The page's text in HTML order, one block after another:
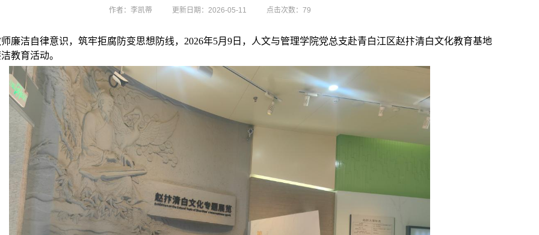
作者：李凯蒂 更新日期：2026-05-11 点击次数： 79
廉洁自律意识，筑牢拒腐防变思想防线，2026年5月9日，人文与管理学院党总支赴青白江区赵抃清白文化教育基地
教育活动。